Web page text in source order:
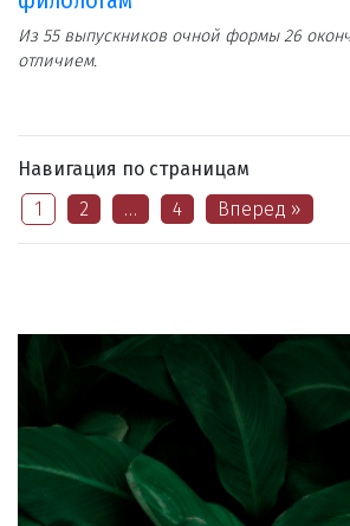
Из 55 выпускников очной формы 26
отличием.
Навигация по страницам
1
2 … 4 Вперед »